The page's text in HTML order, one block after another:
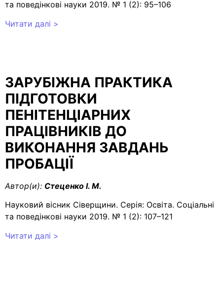
та поведінкові науки 2019. № 1 (2): 95–106
Читати далі >
ЗАРУБІЖНА ПРАКТИКА
ПІДГОТОВКИ
ПЕНІТЕНЦІАРНИХ
ПРАЦІВНИКІВ ДО
ВИКОНАННЯ ЗАВДАНЬ
ПРОБАЦІЇ
Автор(и): Стеценко І. М.
Науковий вісник Сіверщини. Серія: Освіта. Соціальні
та поведінкові науки 2019. № 1 (2): 107–121
Читати далі >